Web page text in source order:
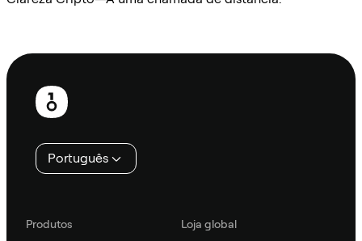
Rodapé
Português
Produtos
Loja global